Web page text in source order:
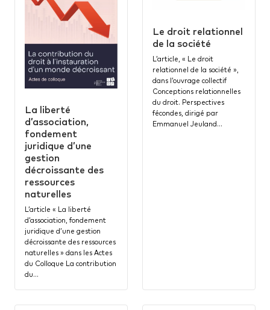
La liberté
d’association,
fondement
juridique d’une
gestion
décroissante des
ressources
naturelles
L’article « La liberté
d’association, fondement
juridique d’une gestion
décroissante des ressources
naturelles » dans les Actes
du Colloque La contribution
du…
Le droit relationnel
de la société
L’article, « Le droit
relationnel de la société »,
dans l’ouvrage collectif
Conceptions relationnelles
du droit. Perspectives
fécondes, dirigé par
Emmanuel Jeuland…